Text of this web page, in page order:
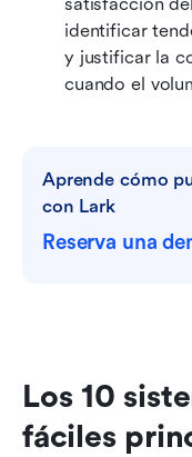
identificar
y justificar la
cuando el
Aprende cómo
con Lark
Reserva una
Los 10
fáciles